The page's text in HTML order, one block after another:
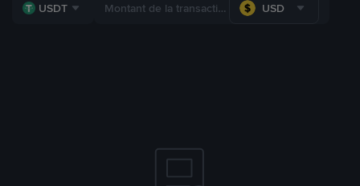
USDT USD